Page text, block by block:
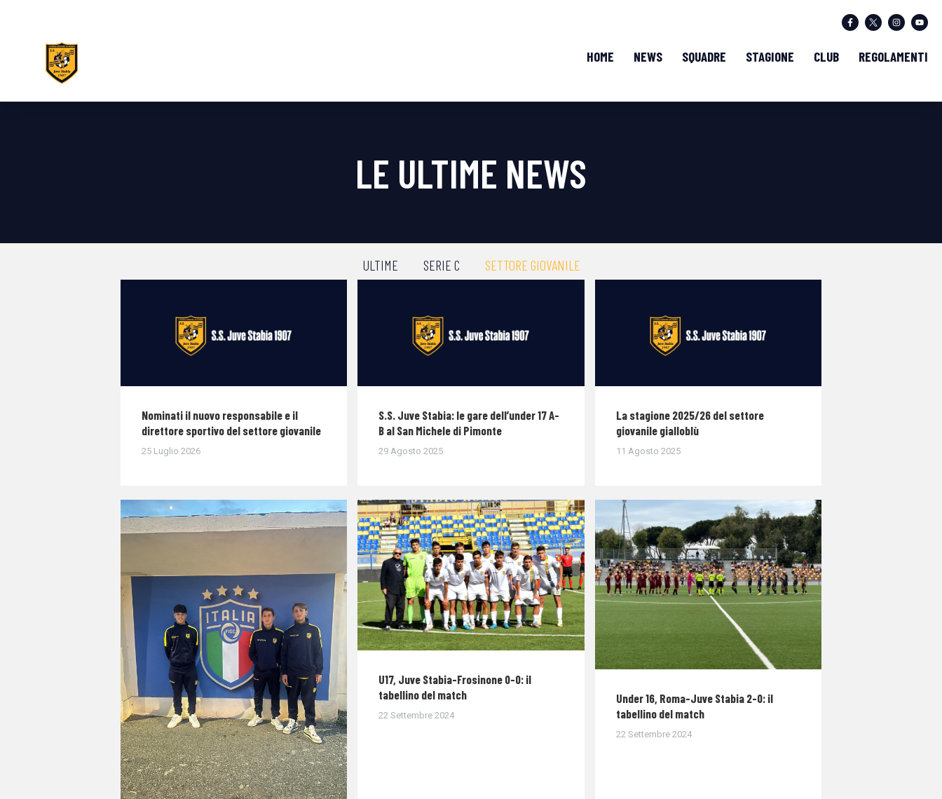
HOME NEWS SQUADRE STAGIONE CLUB REGOLAMENTI
LE ULTIME NEWS
ULTIME SERIE C SETTORE GIOVANILE
Nominati il nuovo responsabile e il
direttore sportivo del settore giovanile
25 Luglio 2026
S.S. Juve Stabia: le gare dell’under 17 A-
B al San Michele di Pimonte
29 Agosto 2025
La stagione 2025/26 del settore
giovanile gialloblù
11 Agosto 2025
U17, Juve Stabia-Frosinone 0-0: il
tabellino del match
22 Settembre 2024
Under 16, Roma-Juve Stabia 2-0: il
tabellino del match
22 Settembre 2024